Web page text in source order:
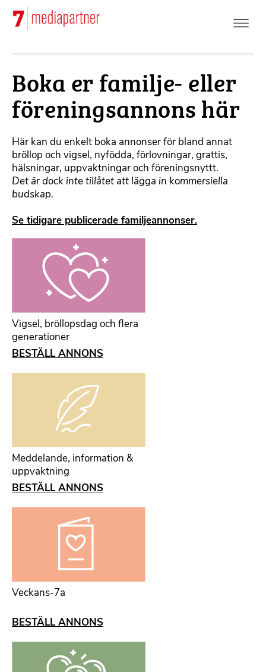
Hoppa
huvudinnehåll
Boka er familje- eller
föreningsannons här
Här kan du enkelt boka annonser för bland annat
bröllop och vigsel, nyfödda, förlovningar, grattis,
hälsningar, uppvaktningar och föreningsnyttt.
Det är dock inte tillåtet att lägga in kommersiella
budskap.
Se tidigare publicerade familjeannonser.
Vigsel, bröllopsdag och flera
generationer
BESTÄLL ANNONS
Meddelande, information &
uppvaktning
BESTÄLL ANNONS
Veckans-7a
BESTÄLL ANNONS